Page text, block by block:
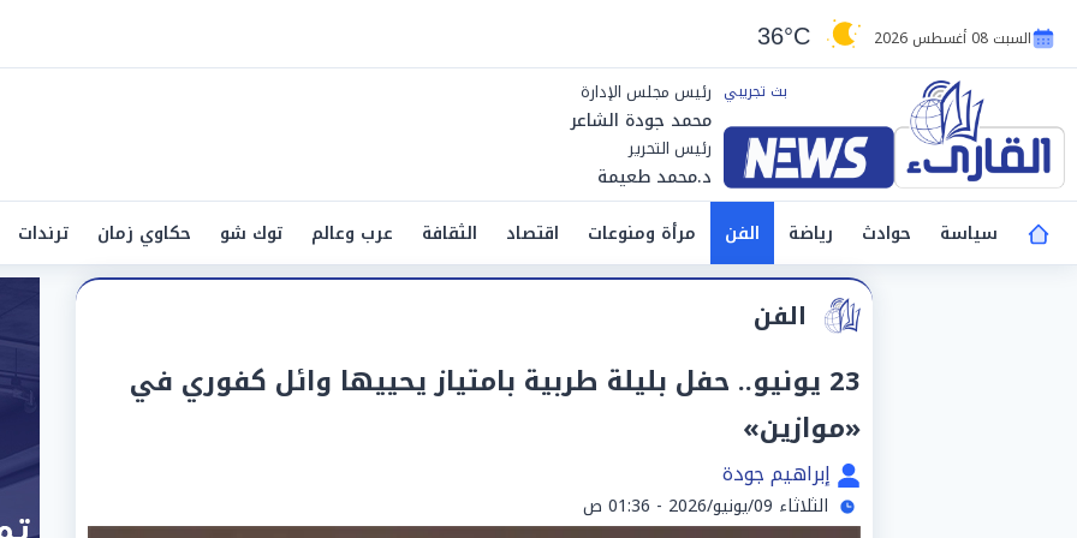
السبت 08 أغسطس 2026 36°C
رئيس مجلس الإدارة
محمد جودة الشاعر
رئيس التحرير
د.محمد طعيمة
سياسة
حوادث رياضة الفن مرأة ومنوعات اقتصاد الثقافة عرب وعالم توك شو حكاوي زمان ترندات
الفن
23 يونيو.. حفل بليلة طربية بامتياز يحييها وائل كفوري في
«موازين»
إبراهيم جودة
الثلاثاء 09/يونيو/2026 - 01:36 ص